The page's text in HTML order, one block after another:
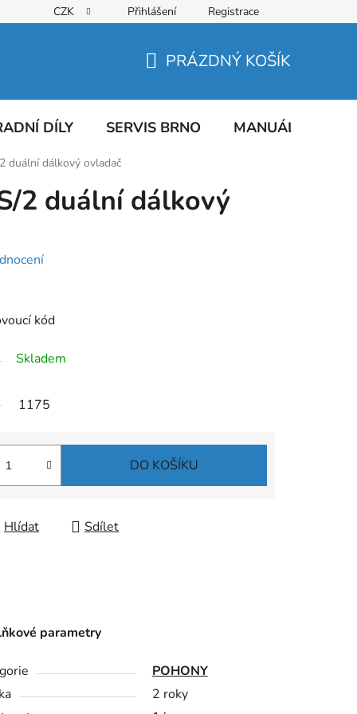
CZK Přihlášení Registrace
KOŠÍK
PRÁZDNÝ KOŠÍK
DÍLY SERVIS BRNO MANUÁLY
duální dálkový ovladač
2 duální dálkový
kód
Skladem
1175
DO KOŠÍKU
Hlídat Sdílet
parametry
POHONY
2 roky